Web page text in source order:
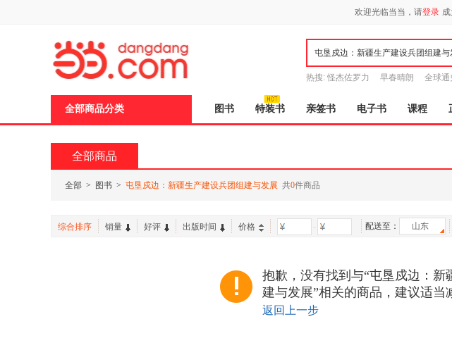
欢迎光临当当，请登录
热搜: 怪杰佐罗力 早春晴朗 全球通
全部商品分类 图书 特装书 亲签书 电子书 课程
全部商品
全部 > 图书 > 屯垦戍边：新疆生产建设兵团组建与发展 共0件商品
综合排序 销量 好评 出版时间 价格 - 配送至： 山东
抱歉，没有找到与“屯垦戍边：新
建与发展”相关的商品，建议适当
返回上一步
页